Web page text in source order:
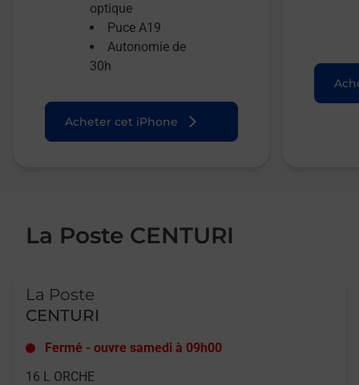
optique
Puce A19
Autonomie de
30h
Acheter cet iPhone
La Poste CENTURI
La Poste
CENTURI
Fermé - ouvre samedi à 09h00
16 L ORCHE